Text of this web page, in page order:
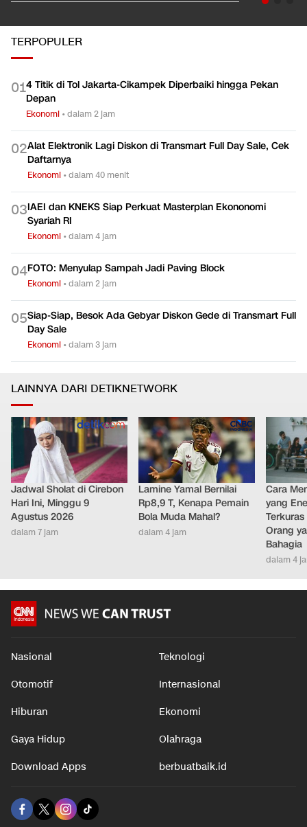
TERPOPULER
014 Titik di Tol Jakarta-Cikampek Diperbaiki hingga Pekan
Depan
Ekonomi •dalam 2 jam
02Alat Elektronik Lagi Diskon di Transmart Full Day Sale, Cek
Daftarnya
Ekonomi •dalam 40 menit
03IAEI dan KNEKS Siap Perkuat Masterplan Ekononomi
Syariah RI
Ekonomi •dalam 4 jam
04FOTO: Menyulap Sampah Jadi Paving Block
Ekonomi •dalam 2 jam
05Siap-Siap, Besok Ada Gebyar Diskon Gede di Transmart Full
Day Sale
Ekonomi •dalam 3 jam
LAINNYA DARI DETIKNETWORK
Jadwal Sholat di Cirebon
Hari Ini, Minggu 9
Agustus 2026
dalam 7 jam
Lamine Yamal Bernilai
Rp8,9 T, Kenapa Pemain
Bola Muda Mahal?
dalam 4 jam
Cara
yang
Orang
Bahagia
dalam 4
Nasional Teknologi
Otomotif Internasional
Hiburan Ekonomi
Gaya Hidup Olahraga
Download Apps berbuatbaik.id